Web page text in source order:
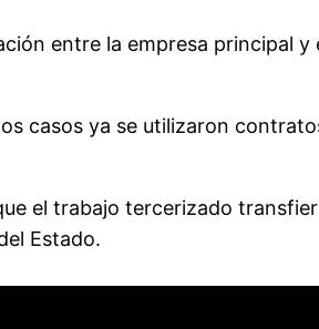
entre la empresa principal
casos ya se utilizaron
el trabajo tercerizado
Estado.